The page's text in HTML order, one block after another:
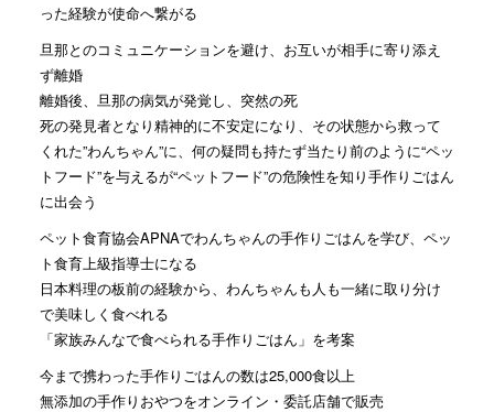
った経験が使命へ繋がる
旦那とのコミュニケーションを避け、お互いが相手に寄り添え
ず離婚
離婚後、旦那の病気が発覚し、突然の死
死の発見者となり精神的に不安定になり、その状態から救って
くれた”わんちゃん”に、何の疑問も持たず当たり前のように“ペッ
トフード”を与えるが“ペットフード”の危険性を知り手作りごはん
に出会う
ペット食育協会APNAでわんちゃんの手作りごはんを学び、ペッ
ト食育上級指導士になる
日本料理の板前の経験から、わんちゃんも人も一緒に取り分け
で美味しく食べれる
「家族みんなで食べられる手作りごはん」を考案
今まで携わった手作りごはんの数は25,000食以上
無添加の手作りおやつをオンライン・委託店舗で販売